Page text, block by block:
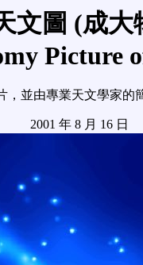
文圖 (成大
Picture
，並由專業天文學家的
2001 年 8 月 16 日